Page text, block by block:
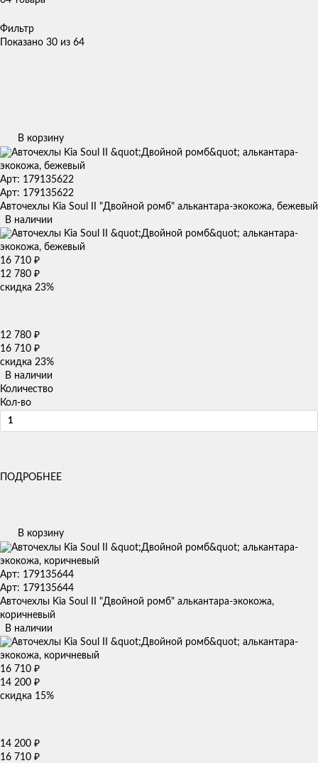
Фильтр
Показано 30 из 64
В корзину
Арт: 179135622
Арт: 179135622
Авточехлы Kia Soul II "Двойной ромб" алькантара-экокожа, бежевый
В наличии
16 710 ₽
12 780 ₽
скидка 23%
12 780 ₽
16 710 ₽
скидка 23%
В наличии
Количество
Кол-во
ПОДРОБНЕЕ
В корзину
Арт: 179135644
Арт: 179135644
Авточехлы Kia Soul II "Двойной ромб" алькантара-экокожа,
коричневый
В наличии
16 710 ₽
14 200 ₽
скидка 15%
14 200 ₽
16 710 ₽